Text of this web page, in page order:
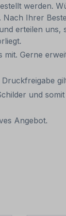
werden.
Ihrer
erteilen
Gerne
und
Angebot.